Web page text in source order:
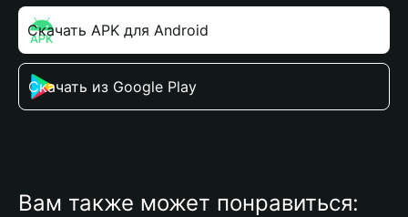
Скачать APK для Android
Скачать из Google Play
Вам также может понравиться: